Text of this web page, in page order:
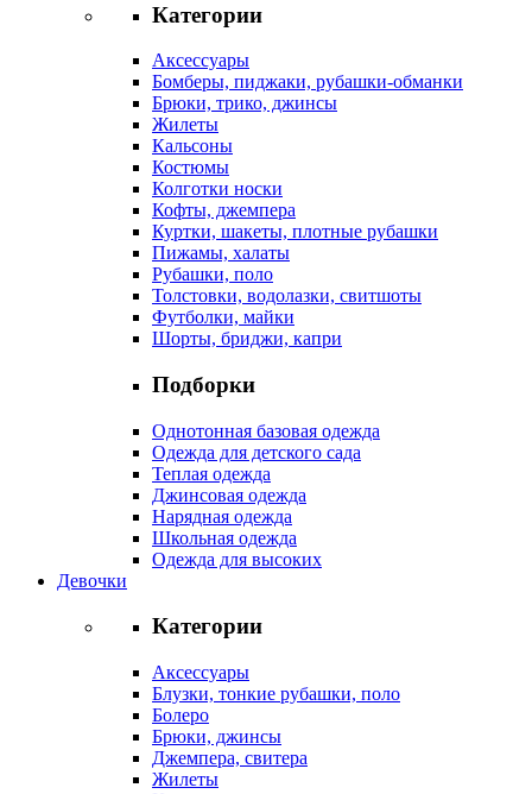
Категории
Аксессуары
Бомберы, пиджаки, рубашки-обманки
Брюки, трико, джинсы
Жилеты
Кальсоны
Костюмы
Колготки носки
Кофты, джемпера
Куртки, шакеты, плотные рубашки
Пижамы, халаты
Рубашки, поло
Толстовки, водолазки, свитшоты
Футболки, майки
Шорты, бриджи, капри
Подборки
Однотонная базовая одежда
Одежда для детского сада
Теплая одежда
Джинсовая одежда
Нарядная одежда
Школьная одежда
Одежда для высоких
Девочки
Категории
Аксессуары
Блузки, тонкие рубашки, поло
Болеро
Брюки, джинсы
Джемпера, свитера
Жилеты